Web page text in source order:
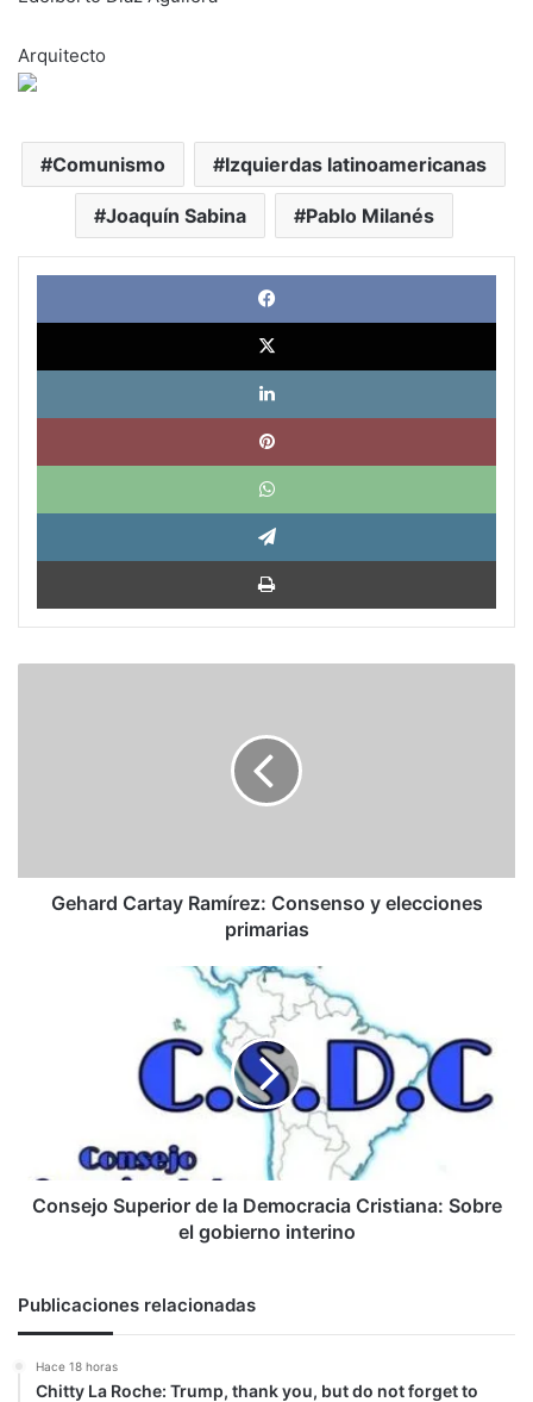
Arquitecto
Comunismo Izquierdas latinoamericanas
Joaquín Sabina Pablo Milanés
X
Gehard Cartay Ramírez: Consenso y elecciones
primarias
gobierno
interino
Consejo Superior de la Democracia Cristiana: Sobre
el gobierno interino
Publicaciones relacionadas
Hace 18 horas
Chitty La Roche: Trump, thank you, but do not forget to